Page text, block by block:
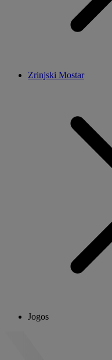
Zrinjski Mostar
Jogos